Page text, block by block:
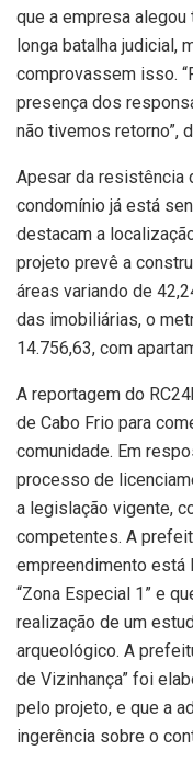
que a empresa
longa batalha judicial,
comprovassem isso.
presença dos
não tivemos retorno”,
Apesar da resistência
condomínio já está
destacam a
projeto prevê a
áreas variando de
das imobiliárias, o
14.756,63, com
A reportagem do
de Cabo Frio para
comunidade. Em
processo de
a legislação vigente,
competentes. A
empreendimento está
“Zona Especial 1” e
realização de um
arqueológico. A
de Vizinhança” foi
pelo projeto, e que a
ingerência sobre o